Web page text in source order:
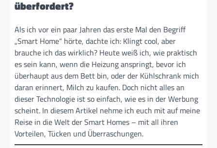
überfordert?
Als ich vor ein paar Jahren das erste Mal den Begriff
„Smart Home“ hörte, dachte ich: Klingt cool, aber
brauche ich das wirklich? Heute weiß ich, wie praktisch
es sein kann, wenn die Heizung anspringt, bevor ich
überhaupt aus dem Bett bin, oder der Kühlschrank mich
daran erinnert, Milch zu kaufen. Doch nicht alles an
dieser Technologie ist so einfach, wie es in der Werbung
scheint. In diesem Artikel nehme ich euch mit auf meine
Reise in die Welt der Smart Homes – mit all ihren
Vorteilen, Tücken und Überraschungen.